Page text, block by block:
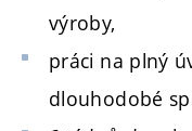
výroby,
práci na plný
dlouhodobé